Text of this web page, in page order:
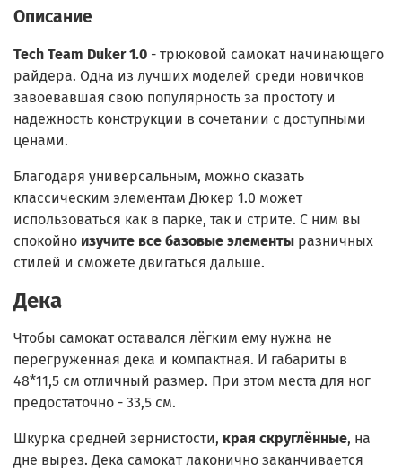
Описание
Tech Team Duker 1.0 - трюковой самокат начинающего
райдера. Одна из лучших моделей среди новичков
завоевавшая свою популярность за простоту и
надежность конструкции в сочетании с доступными
ценами.
Благодаря универсальным, можно сказать
классическим элементам Дюкер 1.0 может
использоваться как в парке, так и стрите. С ним вы
спокойно изучите все базовые элементы разничных
стилей и сможете двигаться дальше.
Дека
Чтобы самокат оставался лёгким ему нужна не
перегруженная дека и компактная. И габариты в
48*11,5 см отличный размер. При этом места для ног
предостаточно - 33,5 см.
Шкурка средней зернистости, края скруглённые, на
дне вырез. Дека самокат лаконично заканчивается